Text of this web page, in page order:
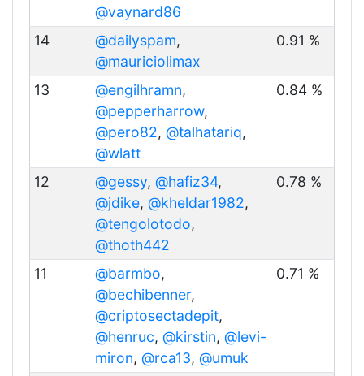
@vaynard86
14 @dailyspam,
@mauriciolimax
0.91 %
13 @engilhramn,
@pepperharrow,
@pero82, @talhatariq,
@wlatt
0.84 %
12 @gessy, @hafiz34,
@jdike, @kheldar1982,
@tengolotodo,
@thoth442
0.78 %
11 @barmbo,
@bechibenner,
@criptosectadepit,
@henruc, @kirstin, @levi-
miron, @rca13, @umuk
0.71 %